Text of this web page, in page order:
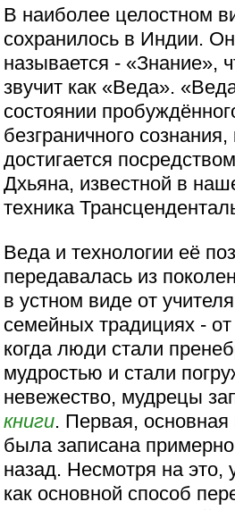
В наиболее целостном
сохранилось в Индии.
называется - «Знание»,
звучит как «Веда».
состоянии
безграничного сознания,
достигается
Дхьяна, известной в
техника
Веда и технологии её
передавалась из
в устном виде от
семейных традициях -
когда люди стали
мудростью и стали
невежество, мудрецы
книги. Первая,
была записана
назад. Несмотря на это,
как основной способ